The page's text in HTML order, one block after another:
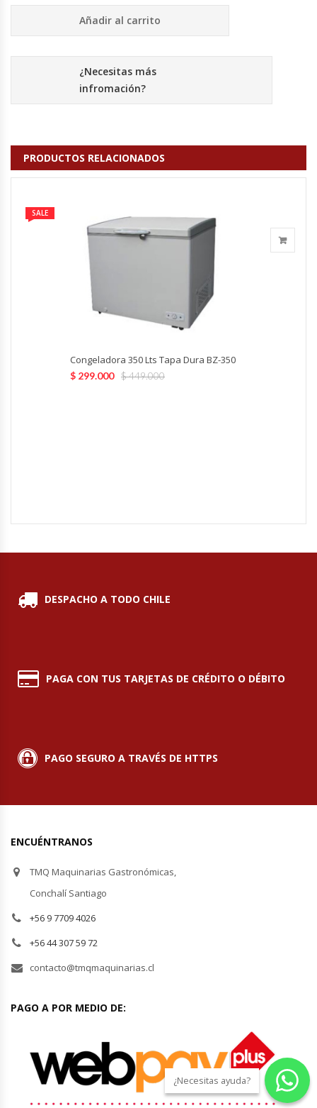
Expendedoras De Jugo
Exprimidor De Naranjas
Exprimidoras De Cítricos
Fabricadoras De Hielo
Freidoras Industriales
Hornos A Piso Y Pizzeros
Hornos Industriales
Lavafondos
Licuadoras Industriales
Mesones Refrigerados
Molinillos Para Café
Mural De Lácteos
Ofertas Del Mes
Peladora De Papas
Añadir al carrito
¿Necesitas más
infromación?
PRODUCTOS RELACIONADOS
SALE
Congeladora 350 Lts Tapa Dura BZ-350
$449.000
$ 299.000
DESPACHO A TODO CHILE
PAGA CON TUS TARJETAS DE CRÉDITO O DÉBITO
PAGO SEGURO A TRAVÉS DE HTTPS
ENCUÉNTRANOS
TMQ Maquinarias Gastronómicas,
Conchalí Santiago
+56 9 7709 4026
+56 44 307 59 72
contacto@tmqmaquinarias.cl
PAGO A POR MEDIO DE:
¿Necesitas ayuda?